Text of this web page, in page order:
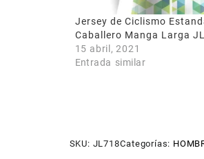
Jersey de Ciclismo
Caballero Manga Larga
15 abril, 2021
Entrada similar
SKU: JL718Categorías: